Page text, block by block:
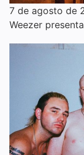
7 de agosto de
Weezer